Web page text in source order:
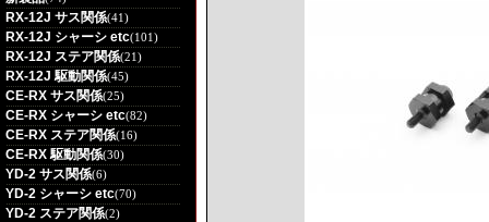
RX-12J サス関係(41)
RX-12J シャーシ etc(101)
RX-12J ステア関係(21)
RX-12J 駆動関係(45)
CE-RX サス関係(25)
CE-RX シャーシ etc(82)
CE-RX ステア関係(16)
CE-RX 駆動関係(30)
YD-2 サス関係(6)
YD-2 シャーシ etc(70)
YD-2 ステア関係(2)